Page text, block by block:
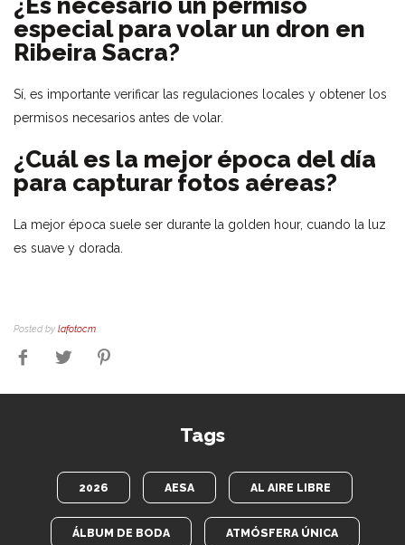
especial para volar un dron en
Ribeira Sacra?
Sí, es importante verificar las regulaciones locales y obtener los
permisos necesarios antes de volar.
¿Cuál es la mejor época del día
para capturar fotos aéreas?
La mejor época suele ser durante la golden hour, cuando la luz
es suave y dorada.
Posted by lafotocm
Tags
2026 AESA AL AIRE LIBRE
ÁLBUM DE BODA ATMÓSFERA ÚNICA